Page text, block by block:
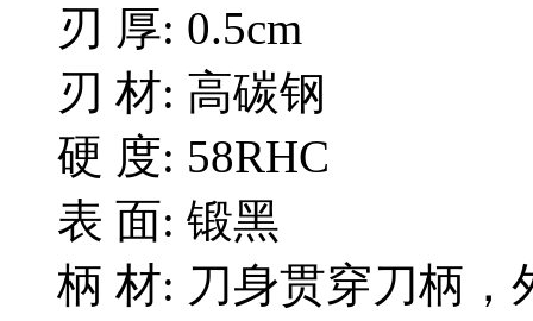
刃 厚: 0.5cm
刃 材: 高碳钢
硬 度: 58RHC
表 面: 锻黑
柄 材: 刀身贯穿刀柄，